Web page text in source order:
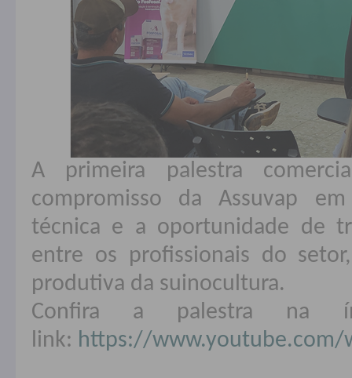
A primeira palestra
compromisso da Assuvap
técnica e a oportunidade de
entre os profissionais do
produtiva da suinocultura.
Confira a palestra na
link: https://www.youtube.com/